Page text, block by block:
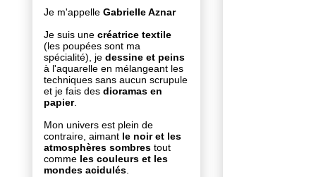
Je m'appelle Gabrielle Aznar
Je suis une créatrice textile
(les poupées sont ma
spécialité), je dessine et peins
à l'aquarelle en mélangeant les
techniques sans aucun scrupule
et je fais des dioramas en
papier.
Mon univers est plein de
contraire, aimant le noir et les
atmosphères sombres tout
comme les couleurs et les
mondes acidulés